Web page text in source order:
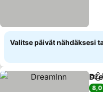
Valitse päivät nähdäksesi
Jaa
8,0